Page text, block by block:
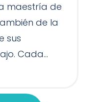
maestría de
de la
sus
Cada